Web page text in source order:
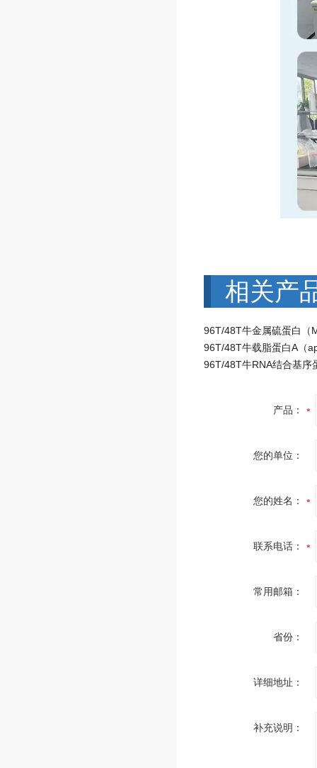
相关产
产品：
您的单位：
您的姓名：
联系电话：
常用邮箱：
省份：
详细地址：
补充说明：